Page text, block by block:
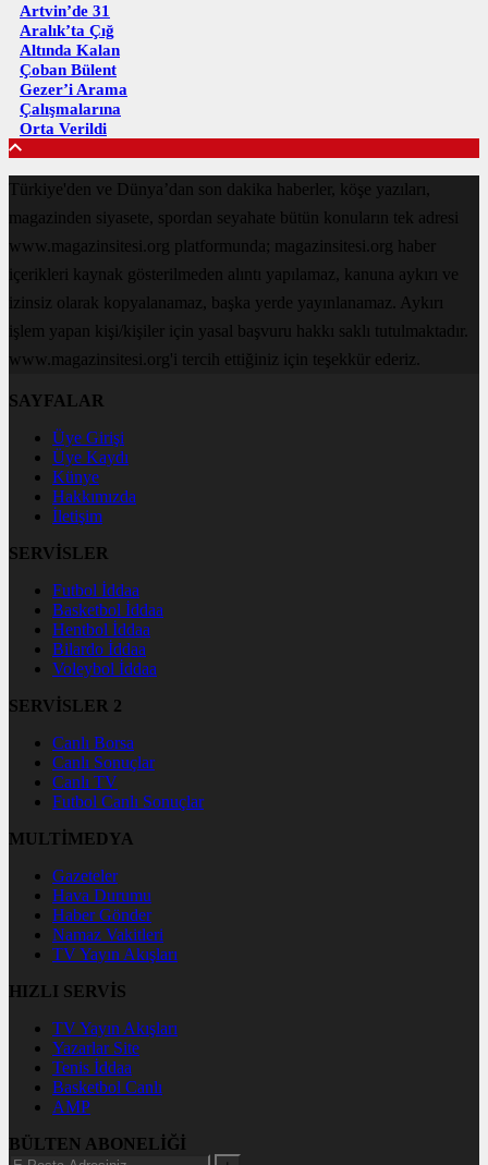
Artvin’de 31
Aralık’ta Çığ
Altında Kalan
Çoban Bülent
Gezer’i Arama
Çalışmalarına
Orta Verildi
Türkiye'den ve Dünya’dan son dakika haberler, köşe yazıları,
magazinden siyasete, spordan seyahate bütün konuların tek adresi
www.magazinsitesi.org platformunda; magazinsitesi.org haber
içerikleri kaynak gösterilmeden alıntı yapılamaz, kanuna aykırı ve
izinsiz olarak kopyalanamaz, başka yerde yayınlanamaz. Aykırı
işlem yapan kişi/kişiler için yasal başvuru hakkı saklı tutulmaktadır.
www.magazinsitesi.org'i tercih ettiğiniz için teşekkür ederiz.
SAYFALAR
Üye Girişi
Üye Kaydı
Künye
Hakkımızda
İletişim
SERVİSLER
Futbol İddaa
Basketbol İddaa
Hentbol İddaa
Bilardo İddaa
Voleybol İddaa
SERVİSLER 2
Canlı Borsa
Canlı Sonuçlar
Canlı TV
Futbol Canlı Sonuçlar
MULTİMEDYA
Gazeteler
Hava Durumu
Haber Gönder
Namaz Vakitleri
TV Yayın Akışları
HIZLI SERVİS
TV Yayın Akışları
Yazarlar Site
Tenis İddaa
Basketbol Canlı
AMP
BÜLTEN ABONELİĞİ